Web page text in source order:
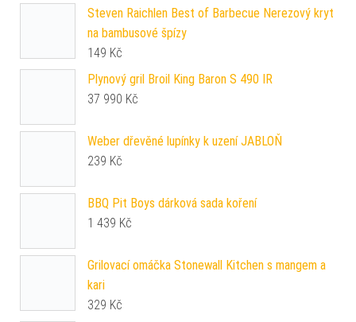
Steven Raichlen Best of Barbecue Nerezový kryt
na bambusové špízy
149 Kč
Plynový gril Broil King Baron S 490 IR
37 990 Kč
Weber dřevěné lupínky k uzení JABLOŇ
239 Kč
BBQ Pit Boys dárková sada koření
1 439 Kč
Grilovací omáčka Stonewall Kitchen s mangem a
kari
329 Kč